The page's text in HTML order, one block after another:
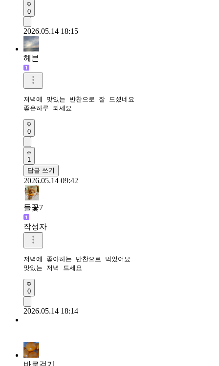
0
2026.05.14 18:15
헤븐
저녁에 맛있는 반찬으로 잘 드셨네요
좋은하루 되세요
0
1
답글 쓰기
2026.05.14 09:42
들꽃7
작성자
저녁에 좋아하는 반찬으로 먹었어요
맛있는 저녁 드세요
0
2026.05.14 18:14
바로걷기